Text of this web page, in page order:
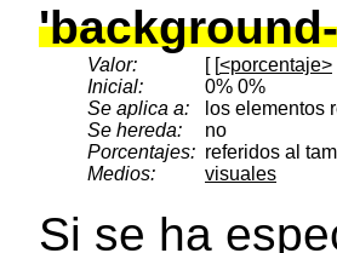
Valor: [ [<porcentaje>
Inicial:
0% 0%
Se aplica a:
los elementos
Se hereda:
no
Porcentajes: referidos al
Medios:
visuales
Si se ha